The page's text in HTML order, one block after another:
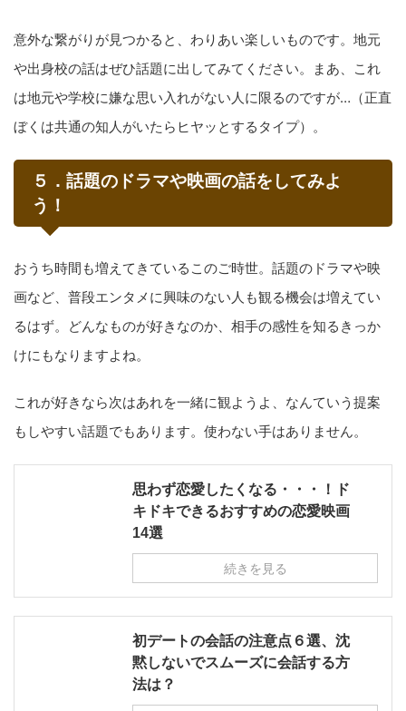
意外な繋がりが見つかると、わりあい楽しいものです。地元
や出身校の話はぜひ話題に出してみてください。まあ、これ
は地元や学校に嫌な思い入れがない人に限るのですが…（正直
ぼくは共通の知人がいたらヒヤッとするタイプ）。
５．話題のドラマや映画の話をしてみよ
う！
おうち時間も増えてきているこのご時世。話題のドラマや映
画など、普段エンタメに興味のない人も観る機会は増えてい
るはず。どんなものが好きなのか、相手の感性を知るきっか
けにもなりますよね。
これが好きなら次はあれを一緒に観ようよ、なんていう提案
もしやすい話題でもあります。使わない手はありません。
思わず恋愛したくなる・・・！ド
キドキできるおすすめの恋愛映画
14選
続きを見る
初デートの会話の注意点６選、沈
黙しないでスムーズに会話する方
法は？